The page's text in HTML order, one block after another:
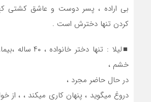
بی اراده ، پسر دوست و عاشق کشتی
کردن تنها دخترش است .
■لیلا : تنها دختر
خشم ،
در حال حاضر مجرد ،
دروغ میگوید ، پنهان کاری میکند ، ، از